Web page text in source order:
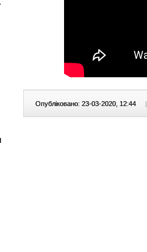
Опубліковано: 23-03-2020, 12:44 |